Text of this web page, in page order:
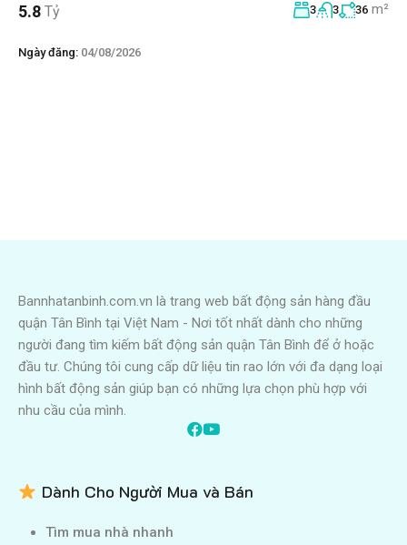
5.8 Tỷ 3 3 36 m²
Ngày đăng: 04/08/2026
Bannhatanbinh.com.vn là trang web bất động sản hàng đầu
quận Tân Bình tại Việt Nam - Nơi tốt nhất dành cho những
người đang tìm kiếm bất động sản quận Tân Bình để ở hoặc
đầu tư. Chúng tôi cung cấp dữ liệu tin rao lớn với đa dạng loại
hình bất động sản giúp bạn có những lựa chọn phù hợp với
nhu cầu của mình.
Dành Cho Người Mua và Bán
Tìm mua nhà nhanh